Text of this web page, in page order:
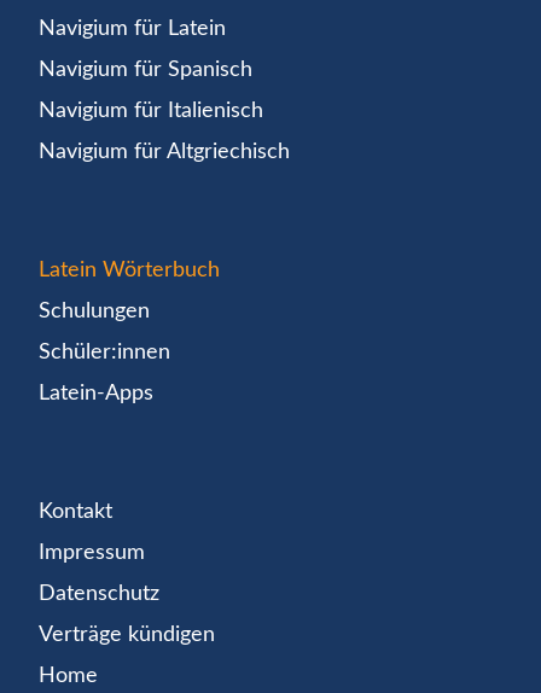
Navigium für Latein
Navigium für Spanisch
Navigium für Italienisch
Navigium für Altgriechisch
Latein Wörterbuch
Schulungen
Schüler:innen
Latein-Apps
Kontakt
Impressum
Datenschutz
Verträge kündigen
Home